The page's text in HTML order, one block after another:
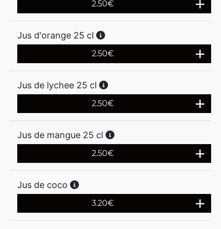
2.50€
Jus d'orange 25 cl
2.50€
Jus de lychee 25 cl
2.50€
Jus de mangue 25 cl
2.50€
Jus de coco
3.20€